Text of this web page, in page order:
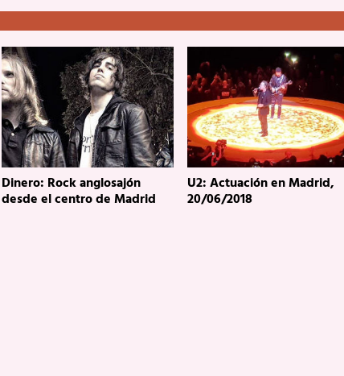
Dinero: Rock anglosajón
desde el centro de Madrid
U2: Actuación en Madrid,
20/06/2018